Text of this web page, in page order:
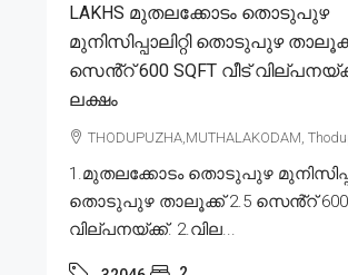
LAKHS മുതലക്കോടം തൊടുപുഴ
മുനിസിപ്പാലിറ്റി തൊടുപുഴ
സെൻ്റ് 600 SQFT വീട്
ലക്ഷം
THODUPUZHA,MUTHALAKODAM,
1.മുതലക്കോടം തൊടുപുഴ
തൊടുപുഴ താലൂക്ക് 2.5 സെൻ്റ് 600
വില്പനയ്ക്ക്. 2.വില...